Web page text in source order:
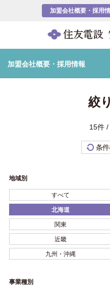
加盟会社概要・採用
加盟会社概要・採用情報
絞
15件
条件
地域別
すべて
北海道
関東
近畿
九州・沖縄
事業種別